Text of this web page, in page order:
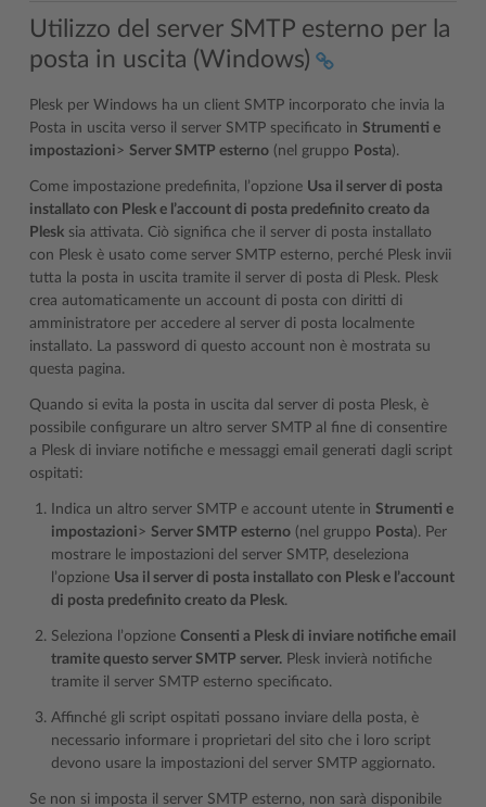
Utilizzo del server SMTP esterno per la
posta in uscita (Windows)
Plesk per Windows ha un client SMTP incorporato che invia la
Posta in uscita verso il server SMTP specificato in Strumenti e
impostazioni> Server SMTP esterno (nel gruppo Posta).
Come impostazione predefinita, l’opzione Usa il server di posta
installato con Plesk e l’account di posta predefinito creato da
Plesk sia attivata. Ciò significa che il server di posta installato
con Plesk è usato come server SMTP esterno, perché Plesk invii
tutta la posta in uscita tramite il server di posta di Plesk. Plesk
crea automaticamente un account di posta con diritti di
amministratore per accedere al server di posta localmente
installato. La password di questo account non è mostrata su
questa pagina.
Quando si evita la posta in uscita dal server di posta Plesk, è
possibile configurare un altro server SMTP al fine di consentire
a Plesk di inviare notifiche e messaggi email generati dagli script
ospitati:
Indica un altro server SMTP e account utente in Strumenti e
impostazioni> Server SMTP esterno (nel gruppo Posta). Per
mostrare le impostazioni del server SMTP, deseleziona
l’opzione Usa il server di posta installato con Plesk e l’account
di posta predefinito creato da Plesk.
Seleziona l’opzione Consenti a Plesk di inviare notifiche email
tramite questo server SMTP server. Plesk invierà notifiche
tramite il server SMTP esterno specificato.
Affinché gli script ospitati possano inviare della posta, è
necessario informare i proprietari del sito che i loro script
devono usare la impostazioni del server SMTP aggiornato.
Se non si imposta il server SMTP esterno, non sarà disponibile